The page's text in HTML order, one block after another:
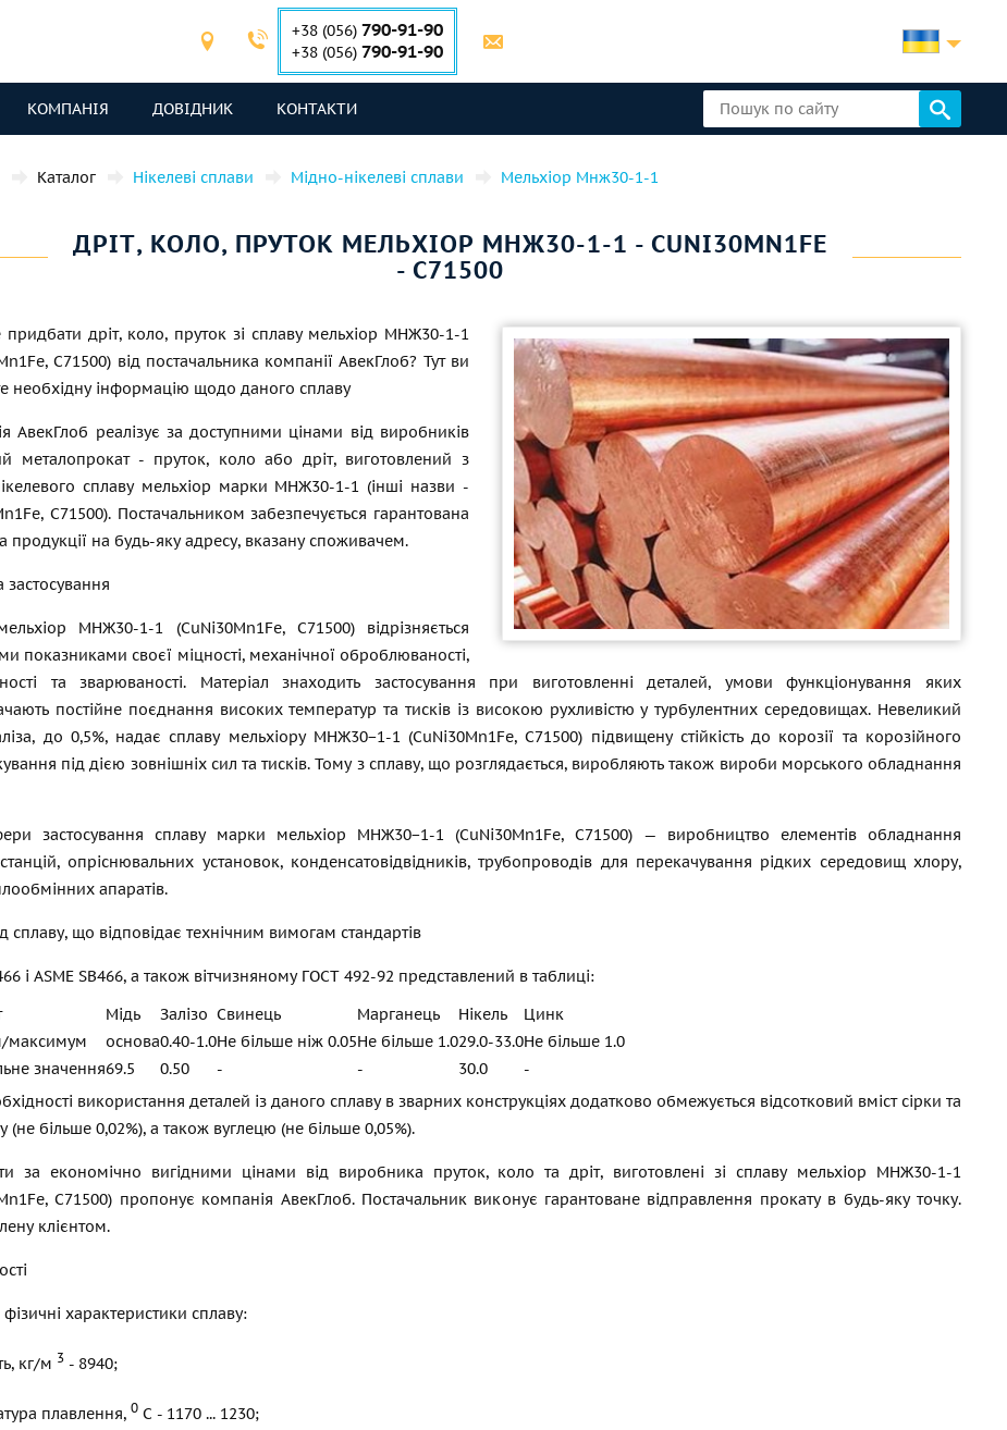
+38 (056) 790-91-90
+38 (056) 790-91-90
КОМПАНІЯ ДОВІДНИК КОНТАКТИ
Каталог Нікелеві сплави Мідно-нікелеві сплави Мельхіор Мнж30-1-1
ДРІТ, КОЛО, ПРУТОК МЕЛЬХІОР МНЖ30-1-1 - CUNI30MN1FE
- C71500
придбати дріт, коло, пруток зі сплаву мельхіор МНЖ30-1-1
C71500) від постачальника компанії АвекГлоб? Тут ви
необхідну інформацію щодо даного сплаву
АвекГлоб реалізує за доступними цінами від виробників
металопрокат - пруток, коло або дріт, виготовлений з
сплаву мельхіор марки МНЖ30-1-1 (інші назви -
C71500). Постачальником забезпечується гарантована
продукції на будь-яку адресу, вказану споживачем.
застосування
МНЖ30-1-1 (CuNi30Mn1Fe, C71500) відрізняється
показниками своєї міцності, механічної оброблюваності,
та зварюваності. Матеріал знаходить застосування при виготовленні деталей, умови функціонування яких
постійне поєднання високих температур та тисків із високою рухливістю у турбулентних середовищах. Невеликий
до 0,5%, надає сплаву мельхіору МНЖ30−1-1 (CuNi30Mn1Fe, C71500) підвищену стійкість до корозії та корозійного
під дією зовнішніх сил та тисків. Тому з сплаву, що розглядається, виробляють також вироби морського обладнання
застосування сплаву марки мельхіор МНЖ30−1-1 (CuNi30Mn1Fe, C71500) — виробництво елементів обладнання
опріснювальних установок, конденсатовідвідників, трубопроводів для перекачування рідких середовищ хлору,
апаратів.
сплаву, що відповідає технічним вимогам стандартів
і ASME SB466, а також вітчизняному ГОСТ 492-92 представлений в таблиці:
Мідь Залізо Свинець Марганець Нікель
Цинк
максимум
основа0.40-1.0Не більше ніж 0.05Не більше 1.029.0-33.0Не більше 1.0
значення69.5 0.50 - - 30.0
-
використання деталей із даного сплаву в зварних конструкціях додатково обмежується відсотковий вміст сірки та
(не більше 0,02%), а також вуглецю (не більше 0,05%).
за економічно вигідними цінами від виробника пруток, коло та дріт, виготовлені зі сплаву мельхіор МНЖ30-1-1
C71500) пропонує компанія АвекГлоб. Постачальник виконує гарантоване відправлення прокату в будь-яку точку.
клієнтом.
характеристики сплаву:
кг/м 3 - 8940;
плавлення, 0 С - 1170 ... 1230;